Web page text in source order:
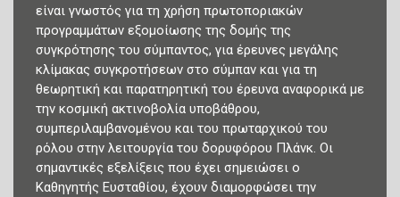
είναι γνωστός για τη χρήση πρωτοποριακών
προγραμμάτων εξομοίωσης της δομής της
συγκρότησης του σύμπαντος, για έρευνες μεγάλης
κλίμακας συγκροτήσεων στο σύμπαν και για τη
θεωρητική και παρατηρητική του έρευνα αναφορικά με
την κοσμική ακτινοβολία υποβάθρου,
συμπεριλαμβανομένου και του πρωταρχικού του
ρόλου στην λειτουργία του δορυφόρου Πλάνκ. Οι
σημαντικές εξελίξεις που έχει σημειώσει ο
Καθηγητής Ευσταθίου, έχουν διαμορφώσει την